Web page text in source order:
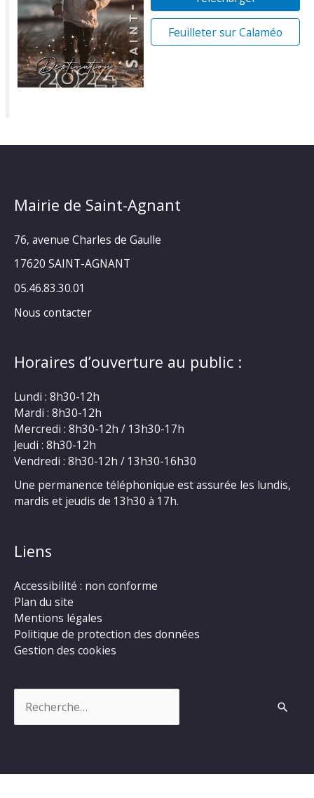
Feuilleter sur Calaméo
Mairie de Saint-Agnant
76, avenue Charles de Gaulle
17620 SAINT-AGNANT
05.46.83.30.01
Nous contacter
Horaires d’ouverture au public :
Lundi : 8h30-12h
Mardi : 8h30-12h
Mercredi : 8h30-12h / 13h30-17h
Jeudi : 8h30-12h
Vendredi : 8h30-12h / 13h30-16h30
Une permanence téléphonique est assurée les lundis,
mardis et jeudis de 13h30 à 17h.
Liens
Accessibilité : non conforme
Plan du site
Mentions légales
Politique de protection des données
Gestion des cookies